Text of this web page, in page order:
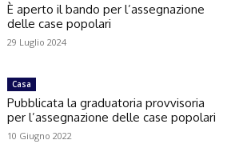
È aperto il bando per l’assegnazione
delle case popolari
29 Luglio 2024
Casa
Pubblicata la graduatoria provvisoria
per l’assegnazione delle case popolari
10 Giugno 2022